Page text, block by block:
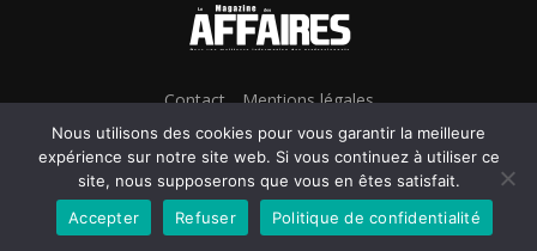
Contact
Mentions légales
Conditions Générales d’Utilisation et d’Abonnement
Gestion des cookies
Confidentialité & Données personnelles
@2024 - Le Magazine des Affaires
Nous utilisons des cookies pour vous garantir la meilleure
expérience sur notre site web. Si vous continuez à utiliser ce
site, nous supposerons que vous en êtes satisfait.
Accepter
Refuser Politique de confidentialité